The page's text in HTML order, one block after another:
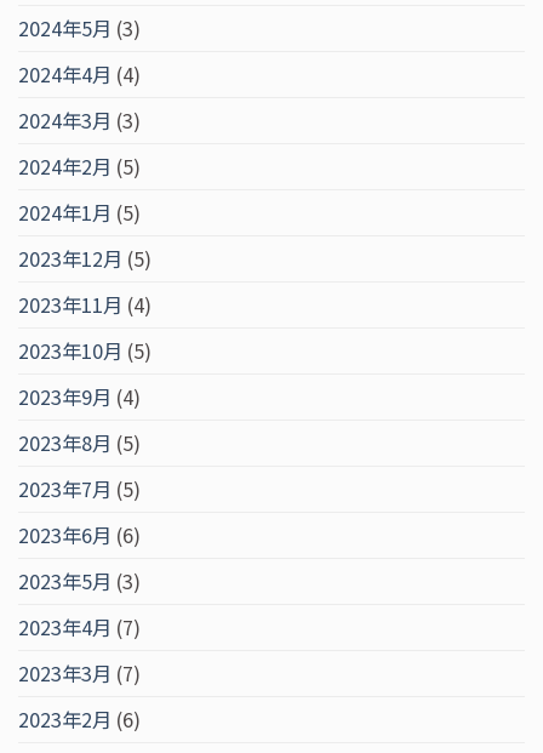
2024年5月 (3)
2024年4月 (4)
2024年3月 (3)
2024年2月 (5)
2024年1月 (5)
2023年12月 (5)
2023年11月 (4)
2023年10月 (5)
2023年9月 (4)
2023年8月 (5)
2023年7月 (5)
2023年6月 (6)
2023年5月 (3)
2023年4月 (7)
2023年3月 (7)
2023年2月 (6)